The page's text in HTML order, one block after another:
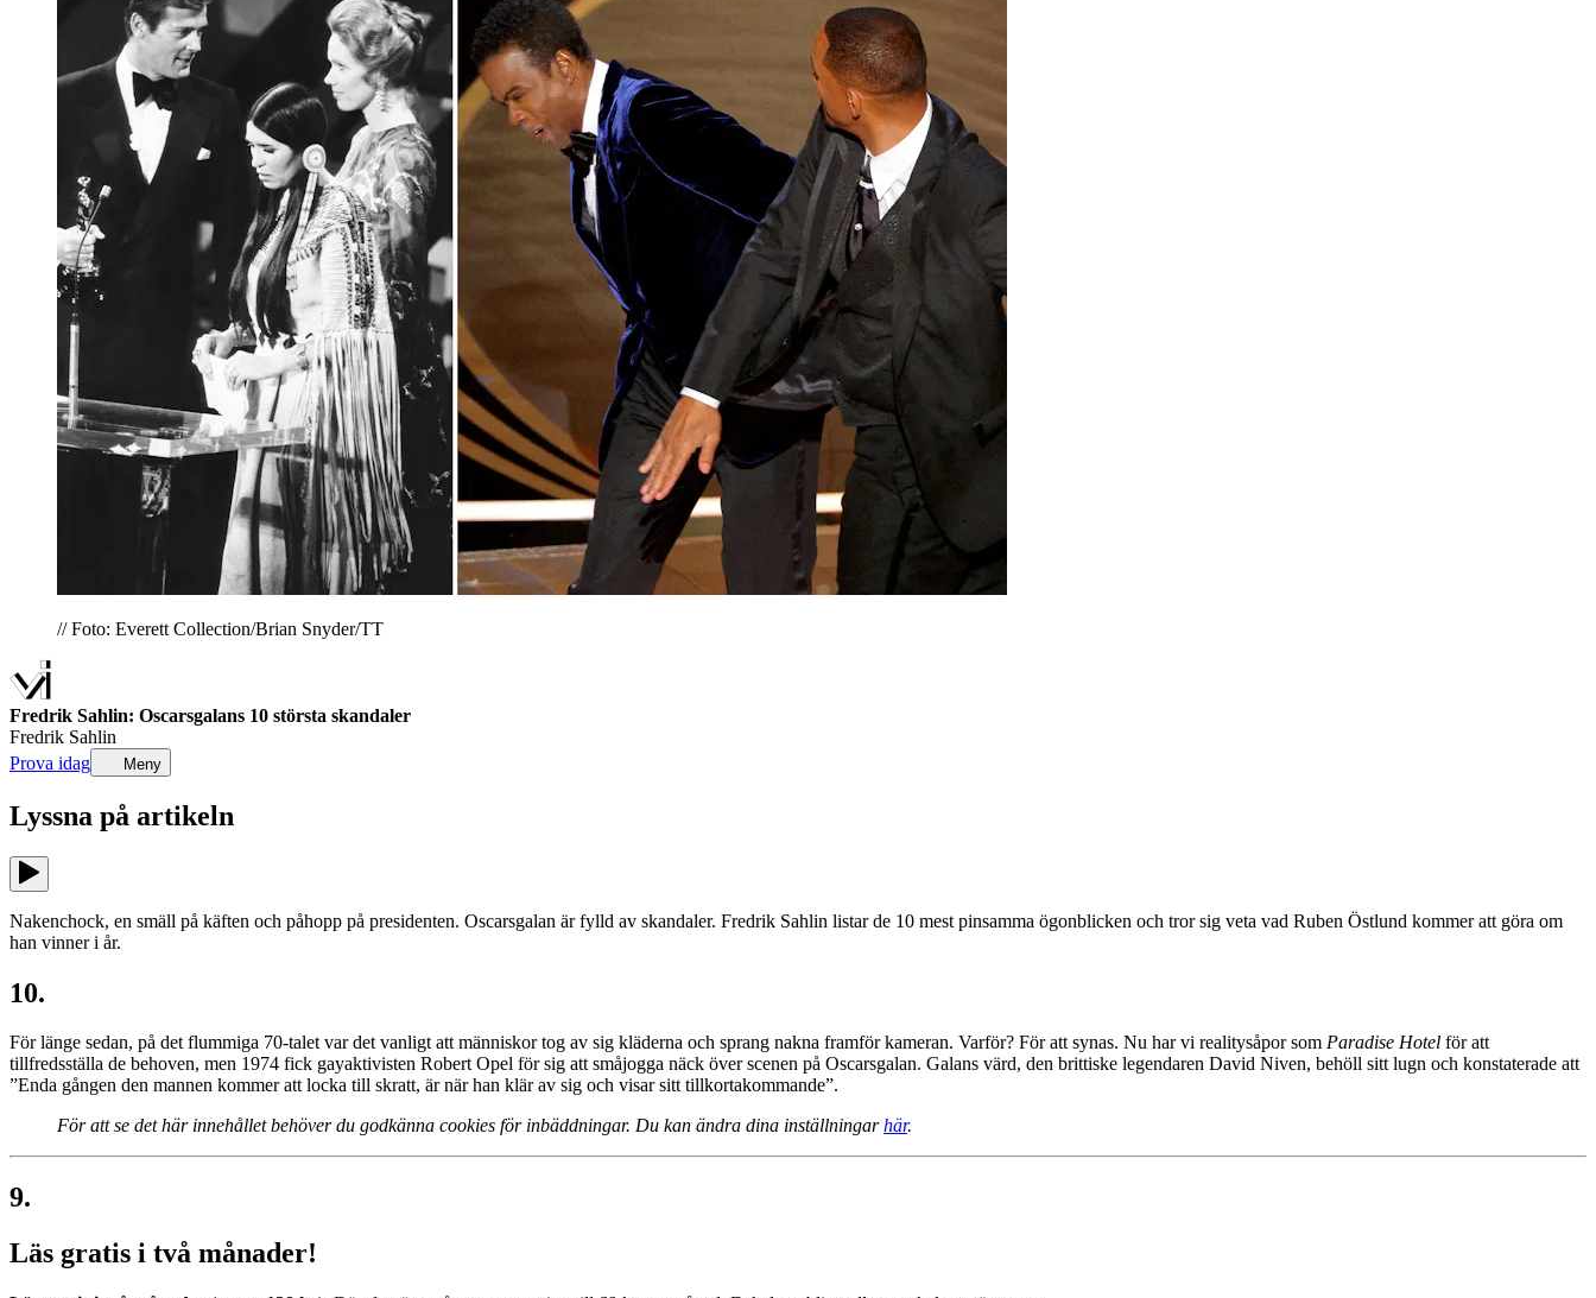
// Foto: Everett Collection/Brian Snyder/TT
Fredrik Sahlin: Oscarsgalans 10 största skandaler
Fredrik Sahlin
Prova idag
Meny
Lyssna på artikeln
Nakenchock, en smäll på käften och påhopp på presidenten. Oscarsgalan är fylld av skandaler. Fredrik Sahlin listar de 10 mest pinsamma ögonblicken och tror sig veta vad Ruben Östlund kommer att göra om
han vinner i år.
10.
För länge sedan, på det flummiga 70-talet var det vanligt att människor tog av sig kläderna och sprang nakna framför kameran. Varför? För att synas. Nu har vi realitysåpor som Paradise Hotel för att
tillfredsställa de behoven, men 1974 fick gayaktivisten Robert Opel för sig att småjogga näck över scenen på Oscarsgalan. Galans värd, den brittiske legendaren David Niven, behöll sitt lugn och konstaterade att
”Enda gången den mannen kommer att locka till skratt, är när han klär av sig och visar sitt tillkortakommande”.
För att se det här innehållet behöver du godkänna cookies för inbäddningar. Du kan ändra dina inställningar här.
9.
Läs gratis i två månader!